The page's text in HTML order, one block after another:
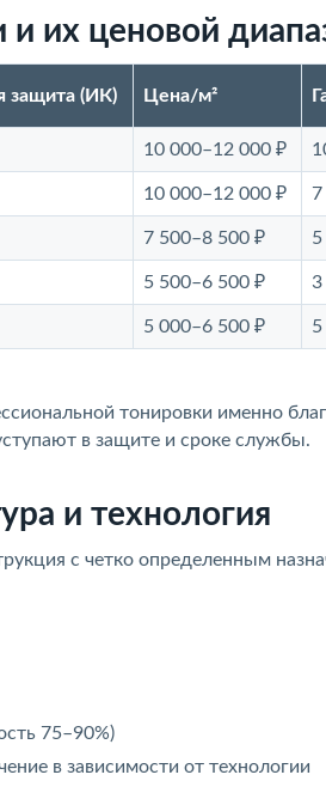
их ценовой
защита (ИК) Цена/м²
10 000–12 000 ₽
10 000–12 000 ₽ 7
7 500–8 500 ₽ 5
5 500–6 500 ₽ 3
5 000–6 500 ₽ 5
тонировки именно
в защите и сроке службы.
и технология
с четко определенным
75–90%)
в зависимости от технологии